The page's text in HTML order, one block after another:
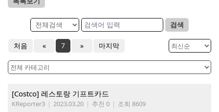
검색
처음 « 7 » 마지막
[Costco] 레스토랑 기프트카드
KReporter3 | 2023.03.20 | 추천 0 | 조회 8609